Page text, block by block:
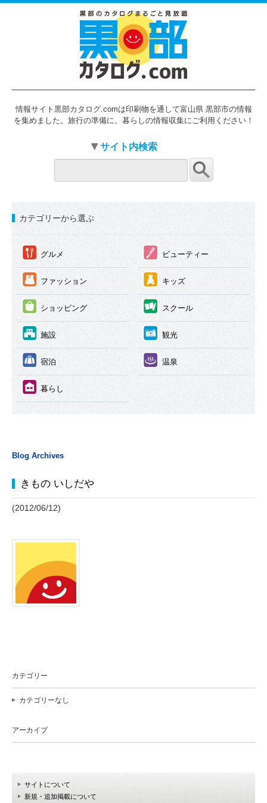
情報サイト黒部カタログ.comは印刷物を通して富山県 黒部市の情報
を集めました。旅行の準備に、暮らしの情報収集にご利用ください！
サイト内検索
カテゴリーから選ぶ
① グルメ ② ビューティー
③ ファッション ④ キッズ
⑤ ショッピング ⑥ スクール
⑦ 施設 ⑧ 観光
⑨ 宿泊 ⑩ 温泉
⑪ 暮らし
Blog Archives
きもの いしだや
(2012/06/12)
カテゴリー
カテゴリーなし
アーカイブ
サイトについて
新規・追加掲載について